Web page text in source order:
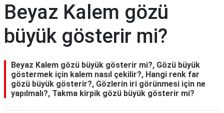
Beyaz Kalem gözü
büyük gösterir mi?
Beyaz Kalem gözü büyük gösterir mi?, Gözü büyük
göstermek için kalem nasıl çekilir?, Hangi renk far
gözü büyük gösterir?, Gözlerin iri görünmesi için ne
yapılmalı?, Takma kirpik gözü büyük gösterir mi?